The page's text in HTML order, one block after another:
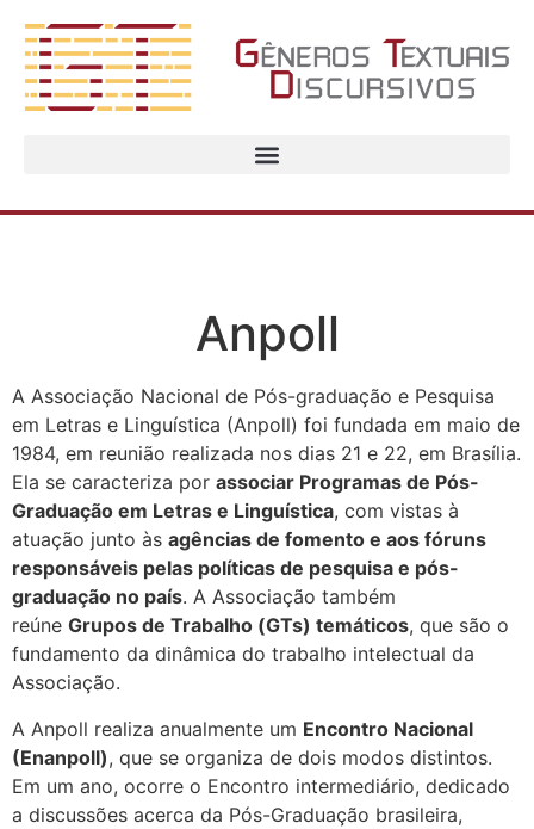
Anpoll
A Associação Nacional de Pós-graduação e Pesquisa
em Letras e Linguística (Anpoll) foi fundada em maio de
1984, em reunião realizada nos dias 21 e 22, em Brasília.
Ela se caracteriza por associar Programas de Pós-
Graduação em Letras e Linguística, com vistas à
atuação junto às agências de fomento e aos fóruns
responsáveis pelas políticas de pesquisa e pós-
graduação no país. A Associação também
reúne Grupos de Trabalho (GTs) temáticos, que são o
fundamento da dinâmica do trabalho intelectual da
Associação.
A Anpoll realiza anualmente um Encontro Nacional
(Enanpoll), que se organiza de dois modos distintos.
Em um ano, ocorre o Encontro intermediário, dedicado
a discussões acerca da Pós-Graduação brasileira,